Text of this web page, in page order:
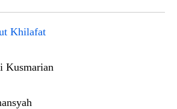
Khilafat
Kusmarian